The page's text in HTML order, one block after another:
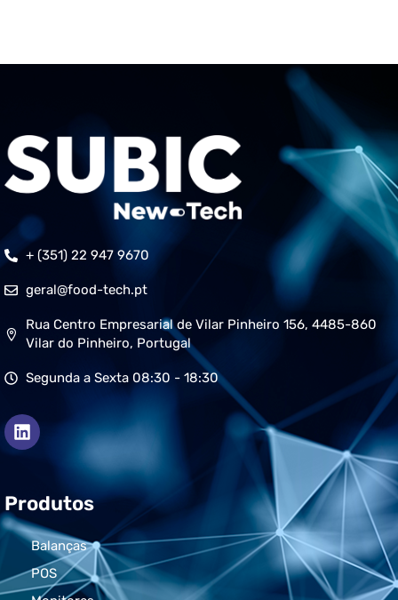
+ (351) 22 947 9670
geral@food-tech.pt
Rua Centro Empresarial de Vilar Pinheiro 156, 4485-860
Vilar do Pinheiro, Portugal
Segunda a Sexta 08:30 - 18:30
Produtos
Balanças
POS